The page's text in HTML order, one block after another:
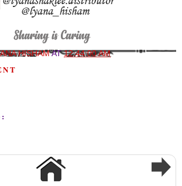
HISHAMAT12:44:00 AM